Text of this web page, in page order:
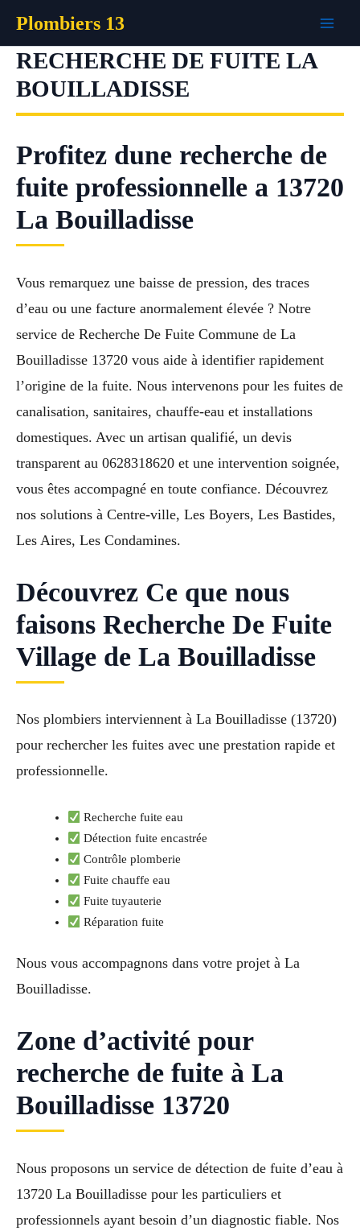
contenu
Plombiers 13
RECHERCHE DE FUITE LA
BOUILLADISSE
Profitez dune recherche de
fuite professionnelle a 13720
La Bouilladisse
Vous remarquez une baisse de pression, des traces
d’eau ou une facture anormalement élevée ? Notre
service de Recherche De Fuite Commune de La
Bouilladisse 13720 vous aide à identifier rapidement
l’origine de la fuite. Nous intervenons pour les fuites de
canalisation, sanitaires, chauffe-eau et installations
domestiques. Avec un artisan qualifié, un devis
transparent au 0628318620 et une intervention soignée,
vous êtes accompagné en toute confiance. Découvrez
nos solutions à Centre-ville, Les Boyers, Les Bastides,
Les Aires, Les Condamines.
Découvrez Ce que nous
faisons Recherche De Fuite
Village de La Bouilladisse
Nos plombiers interviennent à La Bouilladisse (13720)
pour rechercher les fuites avec une prestation rapide et
professionnelle.
Recherche fuite eau
Détection fuite encastrée
Contrôle plomberie
Fuite chauffe eau
Fuite tuyauterie
Réparation fuite
Nous vous accompagnons dans votre projet à La
Bouilladisse.
Zone d’activité pour
recherche de fuite à La
Bouilladisse 13720
Nous proposons un service de détection de fuite d’eau à
13720 La Bouilladisse pour les particuliers et
professionnels ayant besoin d’un diagnostic fiable. Nos